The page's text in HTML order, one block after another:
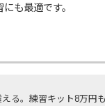
も最適です。
る。練習キット8万円